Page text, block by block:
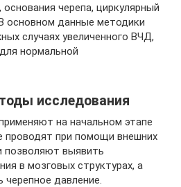
черепа, циркулярный
основном данные методики
случаях увеличенного ВЧД,
нормальной
исследования
на начальном этапе
проводят при помощи внешних
позволяют выявить
в мозговых структурах, а
давление.